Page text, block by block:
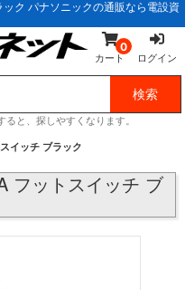
ク パナソニックの通販なら電設資
0
カート ログイン
と、探しやすくなります。
イッチ ブラック
フットスイッチ ブ